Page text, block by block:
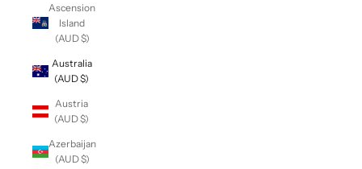
Ascension
Island
(AUD $)
Australia
(AUD $)
Austria
(AUD $)
Azerbaijan
(AUD $)